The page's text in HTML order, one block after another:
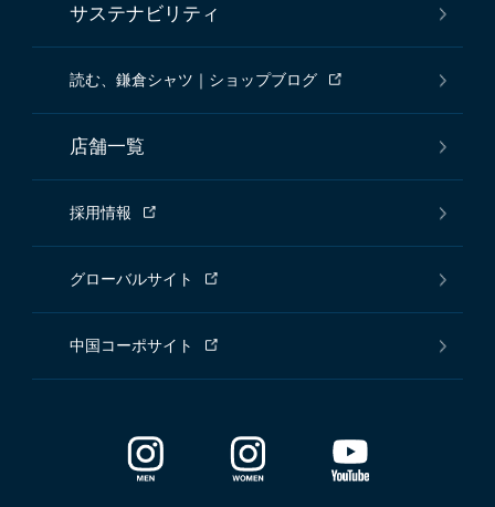
サステナビリティ
読む、鎌倉シャツ｜ショップブログ
店舗一覧
採用情報
グローバルサイト
中国コーポサイト